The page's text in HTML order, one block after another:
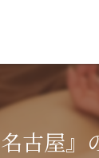
古屋』